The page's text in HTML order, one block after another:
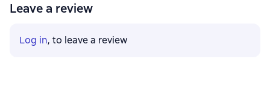
Leave a review
Log in, to leave a review